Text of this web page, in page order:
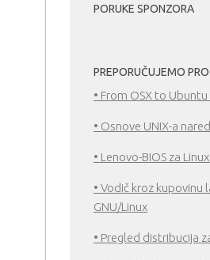
PORUKE SPONZORA
PREPORUČUJEMO
• From OSX to Ubuntu
• Osnove UNIX-a
• Lenovo-BIOS za
• Vodič kroz kupovinu
GNU/Linux
• Pregled distribucija